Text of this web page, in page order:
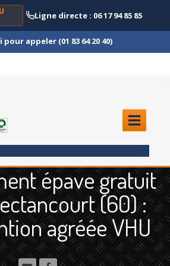
Ligne directe : 06 17 94 85 85
pour appeler (01 83 64 20 40)
Lourd
épave gratuit
(60) :
agréée VHU